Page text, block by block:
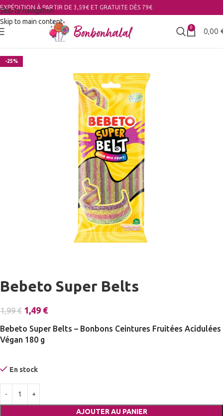
Skip to navigation
Skip to main content
EXPÉDITION À PARTIR DE 3,59€ ET GRATUITE DÈS 79€
0 0,00
-25%
Bebeto Super Belts
1,99€ 1,49 €
Bebeto Super Belts – Bonbons Ceintures Fruitées Acidulées
Végan 180 g
En stock
AJOUTER AU PANIER